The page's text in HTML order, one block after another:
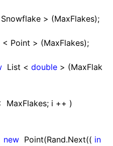
Snowflake > (MaxFlakes);
< Point > (MaxFlakes);
List < double > (MaxFlak
MaxFlakes; i ++ )
new Point(Rand.Next(( in